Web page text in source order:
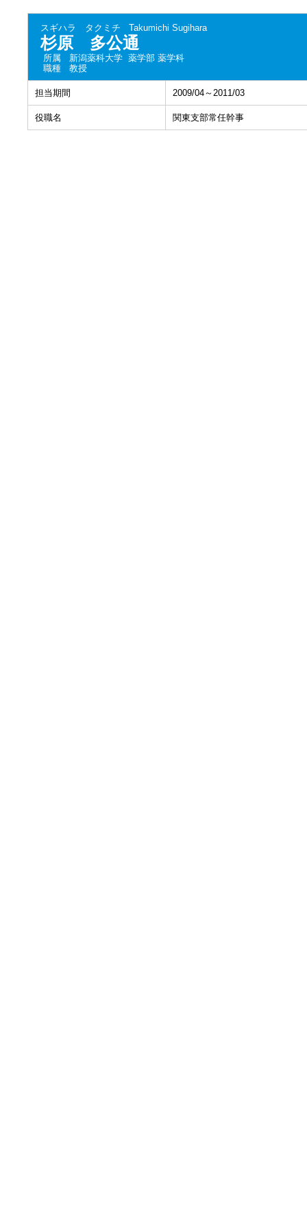
スギハラ タクミチ Takumichi Sugihara
杉原 多公通
所属
新潟薬科大学 薬学部 薬学科
職種
教授
担当期間 2009/04～2011/03
役職名 関東支部常任幹事